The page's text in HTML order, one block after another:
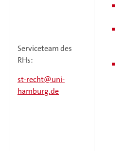
Serviceteam des
RHs:
st-recht
uni-
hamburg.de